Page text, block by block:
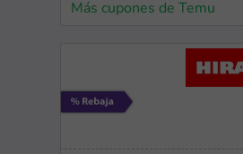
Más cupones de Temu